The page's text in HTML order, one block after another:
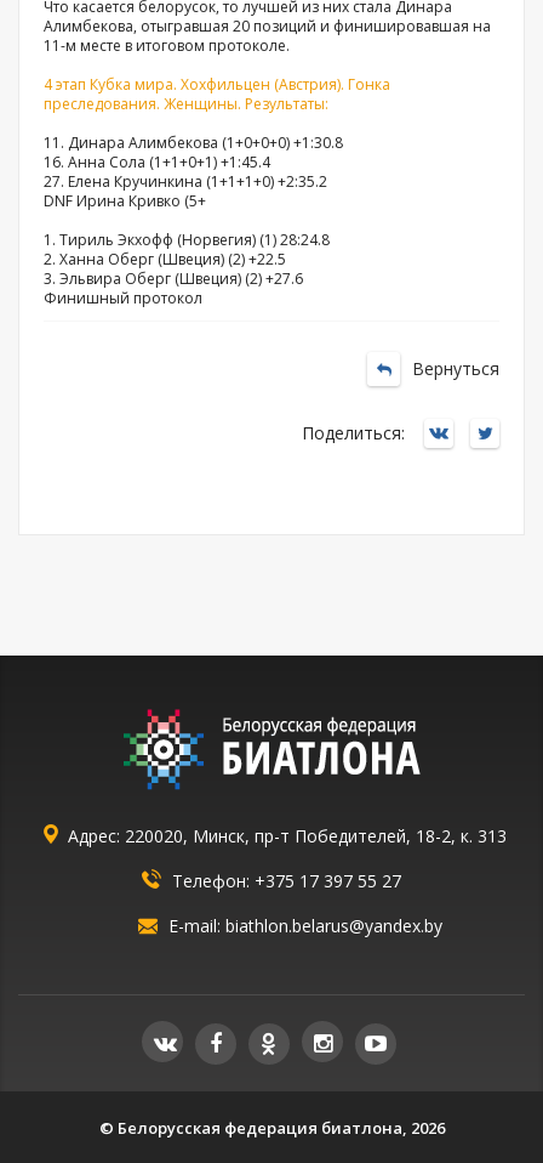
Что касается белорусок, то лучшей из них стала Динара
Алимбекова, отыгравшая 20 позиций и финишировавшая на
11-м месте в итоговом протоколе.
4 этап Кубка мира. Хохфильцен (Австрия). Гонка
преследования. Женщины. Результаты:
11. Динара Алимбекова (1+0+0+0) +1:30.8
16. Анна Сола (1+1+0+1) +1:45.4
27. Елена Кручинкина (1+1+1+0) +2:35.2
DNF Ирина Кривко (5+
1. Тириль Экхофф (Норвегия) (1) 28:24.8
2. Ханна Оберг (Швеция) (2) +22.5
3. Эльвира Оберг (Швеция) (2) +27.6
Финишный протокол
Вернуться
Поделиться:
Адрес: 220020, Минск, пр-т Победителей, 18-2, к. 313
Телефон: +375 17 397 55 27
E-mail: biathlon.belarus@yandex.by
© Белорусская федерация биатлона, 2026